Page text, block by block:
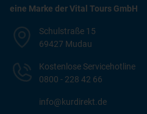
eine Marke der Vital Tours GmbH
Schulstraße 15
69427 Mudau
Kostenlose Servicehotline
0800 - 228 42 66
info@kurdirekt.de